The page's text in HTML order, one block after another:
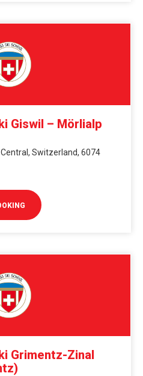
Giswil – Mörlialp
Switzerland, 6074
Grimentz-Zinal